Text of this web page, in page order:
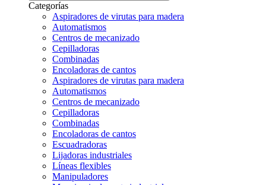
Categorías
Aspiradores de virutas para madera
Automatismos
Centros de mecanizado
Cepilladoras
Combinadas
Encoladoras de cantos
Aspiradores de virutas para madera
Automatismos
Centros de mecanizado
Cepilladoras
Combinadas
Encoladoras de cantos
Escuadradoras
Lijadoras industriales
Líneas flexibles
Manipuladores